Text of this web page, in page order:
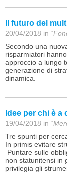
Il futuro del
20/04/2018 in “
Secondo una
risparmiatori
approccio a lungo
generazione di
dinamica.
Idee per chi è a
19/04/2018 in “
Tre spunti per
In primis evitare
Puntare sulle
non statunitensi in
privilegia gli